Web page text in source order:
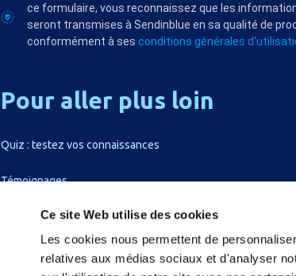
Ce site Web utilise des cookies
Les cookies nous permettent de
relatives aux médias sociaux et d'analyser
ce formulaire, vous reconnaissez que les
seront transmises à Sendinblue en sa qualité de
conformément à sesconditions générales
Pour aller plus loin
Quiz : testez vos connaissances
Témoignages